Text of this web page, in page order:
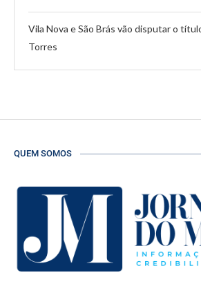
Vila Nova e São Brás vão disputar o
Torres
QUEM SOMOS